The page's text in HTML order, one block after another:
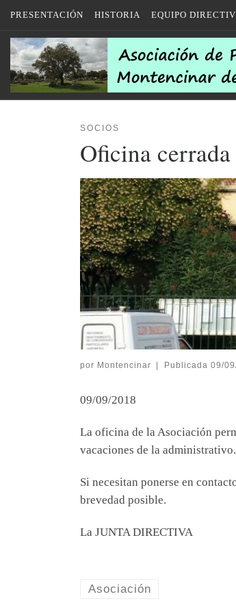
Saltar al contenido
PRESENTACIÓN HISTORIA EQUIPO
SOCIOS
Oficina
por Montencinar | Publicada 09/
09/09/2018
La oficina de la Asociación
vacaciones de la administrativo.
Si necesitan ponerse en
brevedad posible.
La JUNTA DIRECTIVA
Asociación